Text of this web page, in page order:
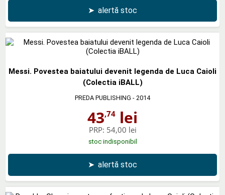
➤ alertă stoc
Messi. Povestea baiatului devenit legenda de Luca Caioli
(Colectia iBALL)
PREDA PUBLISHING - 2014
43,74 lei
PRP: 54,00 lei
stoc indisponibil
➤ alertă stoc